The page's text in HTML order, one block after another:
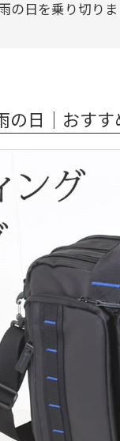
の日を乗り切り
の日｜おすす